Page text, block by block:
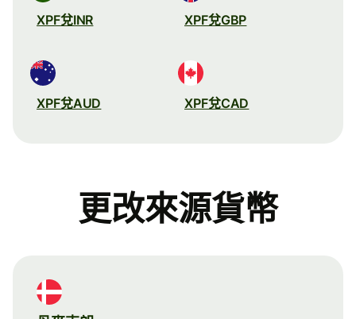
XPF兌INR XPF兌GBP
XPF兌AUD XPF兌CAD
更改來源貨幣